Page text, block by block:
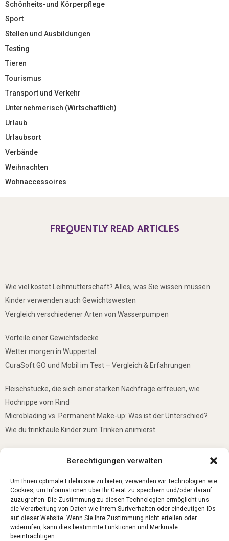
Berechtigungen verwalten
Um Ihnen optimale Erlebnisse zu bieten, verwenden wir Technologien wie
Cookies, um Informationen über Ihr Gerät zu speichern und/oder darauf
zuzugreifen. Die Zustimmung zu diesen Technologien ermöglicht uns
die Verarbeitung von Daten wie Ihrem Surfverhalten oder eindeutigen IDs
auf dieser Website. Wenn Sie Ihre Zustimmung nicht erteilen oder
widerrufen, kann dies bestimmte Funktionen und Merkmale
beeinträchtigen.
Schönheits-und Körperpflege
Sport
Stellen und Ausbildungen
Testing
Tieren
Tourismus
Transport und Verkehr
Unternehmerisch (Wirtschaftlich)
Urlaub
Urlaubsort
Verbände
Weihnachten
Wohnaccessoires
FREQUENTLY READ ARTICLES
Wie viel kostet Leihmutterschaft? Alles, was Sie wissen müssen
Kinder verwenden auch Gewichtswesten
Vergleich verschiedener Arten von Wasserpumpen
Vorteile einer Gewichtsdecke
Wetter morgen in Wuppertal
CuraSoft GO und Mobil im Test – Vergleich & Erfahrungen
Fleischstücke, die sich einer starken Nachfrage erfreuen, wie
Hochrippe vom Rind
Microblading vs. Permanent Make-up: Was ist der Unterschied?
Wie du trinkfaule Kinder zum Trinken animierst
5 Gründe, warum jedes Baby einen Mini-Schwimmring haben sollte
Ist Lockpicking in Deutschland verboten?